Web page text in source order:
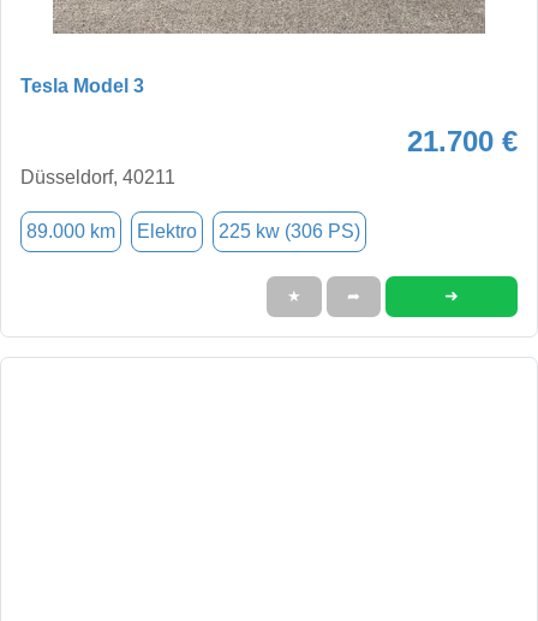
Tesla Model 3
21.700 €
Düsseldorf, 40211
89.000 km Elektro 225 kw (306 PS)
★ ➦ ➜